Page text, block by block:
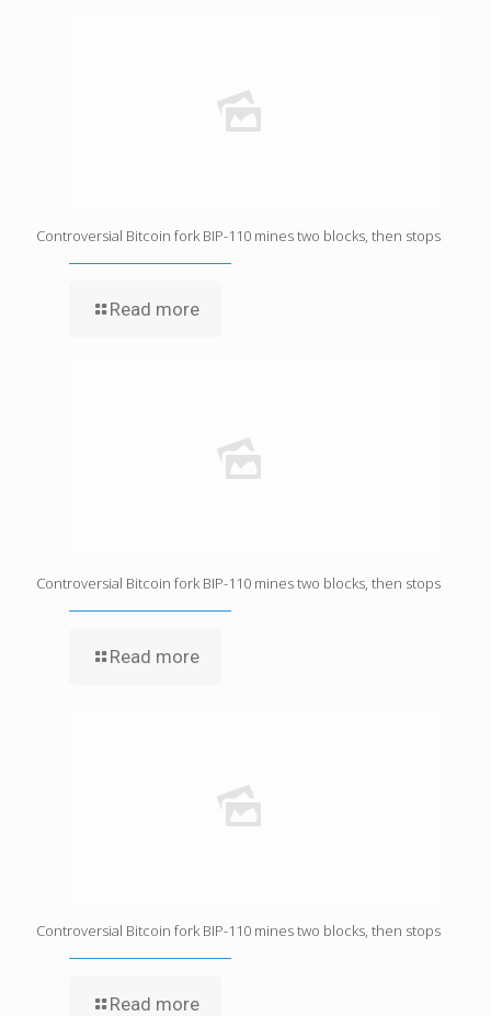
Controversial Bitcoin fork BIP-110 mines two blocks, then stops
Read more
Controversial Bitcoin fork BIP-110 mines two blocks, then stops
Read more
Controversial Bitcoin fork BIP-110 mines two blocks, then stops
Read more